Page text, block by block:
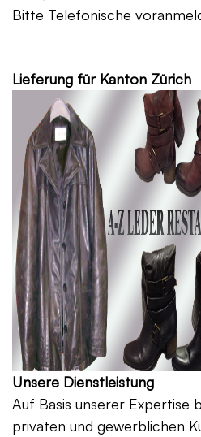
Bitte Telefonische
Lieferung für Kanton Zürich
Unsere Dienstleistung
Auf Basis unserer Expertise
privaten und gewerblichen